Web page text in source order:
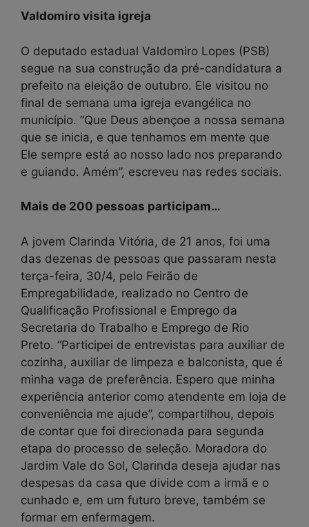
Valdomiro visita igreja
O deputado estadual Valdomiro Lopes (PSB)
segue na sua construção da pré-candidatura a
prefeito na eleição de outubro. Ele visitou no
final de semana uma igreja evangélica no
município. “Que Deus abençoe a nossa semana
que se inicia, e que tenhamos em mente que
Ele sempre está ao nosso lado nos preparando
e guiando. Amém”, escreveu nas redes sociais.
Mais de 200 pessoas participam…
A jovem Clarinda Vitória, de 21 anos, foi uma
das dezenas de pessoas que passaram nesta
terça-feira, 30/4, pelo Feirão de
Empregabilidade, realizado no Centro de
Qualificação Profissional e Emprego da
Secretaria do Trabalho e Emprego de Rio
Preto. “Participei de entrevistas para auxiliar de
cozinha, auxiliar de limpeza e balconista, que é
minha vaga de preferência. Espero que minha
experiência anterior como atendente em loja de
conveniência me ajude”, compartilhou, depois
de contar que foi direcionada para segunda
etapa do processo de seleção. Moradora do
Jardim Vale do Sol, Clarinda deseja ajudar nas
despesas da casa que divide com a irmã e o
cunhado e, em um futuro breve, também se
formar em enfermagem.